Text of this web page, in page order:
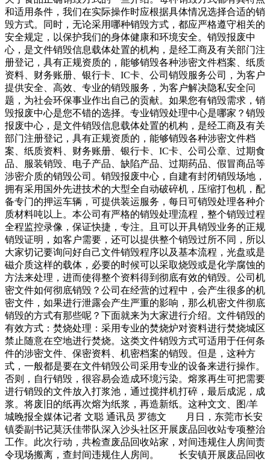
和适用条件，我们在实际操作时应根据具体情况选择合适的销
毁方式。同时，无论采用哪种销毁方式，都应严格遵守相关的
安全规定，以保护我们的身体健康和环境安全。销毁报废中
心，是文件销毁信息载体处置的机构，是经工商及有关部门注
册登记，具有正规资质的，能够销毁各种涉密文件档案、纸质
资料、财务账册、银行卡、IC卡、公司销毁服务公司，为客户
提供安全、高效、专业的销毁服务，为客户解决隐私安全问
题，为社会环保事业作出自己的贡献。如果您有销毁需求，销
毁报废中心是您不错的选择。专业销毁处理中心是哪家？销毁
报废中心，是文件销毁信息载体处置的机构，是经工商及有关
部门注册登记，具有正规资质的，能够销毁各种涉密文件档
案、纸质资料、财务账册、银行卡、IC卡、公司公章、过期食
品、服装销毁、电子产品、缺陷产品、过期药品、假冒商品等
涉密介质的销毁公司。销毁报废中心，自建有封闭销毁场地，
拥有采用国外先进技术的大型全自动破碎机，压缩打包机，配
备专门的押运车辆，可提供装运服务，每日可销毁处理各种介
质材料吨以上。本公司有严格的销毁处理流程，整个销毁过程
全程监控录像，保证快捷，专注。且可以开具销毁业务的正规
销毁证明，如客户需要，还可以提供整个销毁过所不同，所以
大家切记要询问好自己文件销毁程序以及基本流程，光盘或是
磁介质这样的载体，必要的时候可以采取烧毁或是化学腐蚀的
方法来处理，进而使得整个资料得到彻底有效的销毁。公司机
密文件如何彻底销毁？公司在经营的过程中，会产生很多的机
密文件，如果进行泄露会产生严重的影响，那么机密文件彻底
销毁的方式有那些呢？下面就来为大家进行介绍。文件销毁的
有效方式：焚烧处理：采用专业的焚烧炉对资料进行焚烧城区
禁止随意在空地进行焚烧。这类文件销毁方式可适用于任何条
件的涉密文件、保密资料、机密档案的销毁。但是，这种方
式，一般都是要在文件销毁公司采用专业的设备来进行操作。
否则，自行销毁，很容易会造成环境污染。熔浆再生可把需要
进行销毁的文件放入打浆池，通过搅拌机打碎，最后成泥，成
浆。将废旧的纸再次熔为纸浆，再造新纸。这种文文、图/羊
城晚报全媒体记者 文聪 通讯员 罗德文 月日，东莞市长安
镇委副书记莫沃佳带队深入沙头社区开展废品回收站专项整治
工作。此次行动，共检查废品回收站家，对间违规住人房间责
令现场搬离，查封间违规住人房间。 长安镇开展废品回收